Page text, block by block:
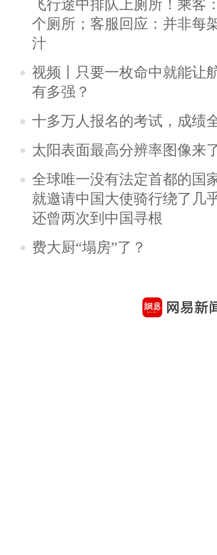
飞行途中排队上厕所！乘客
个厕所；客服回应：并非每
汁
视频丨只要一枚命中就能让
有多强？
十多万人报名的考试，成绩
太阳表面最高分辨率图像来
全球唯一没有法定首都的国
就邀请中国大使骑行绕了几
还曾两次到中国寻根
费大厨“塌房”了？